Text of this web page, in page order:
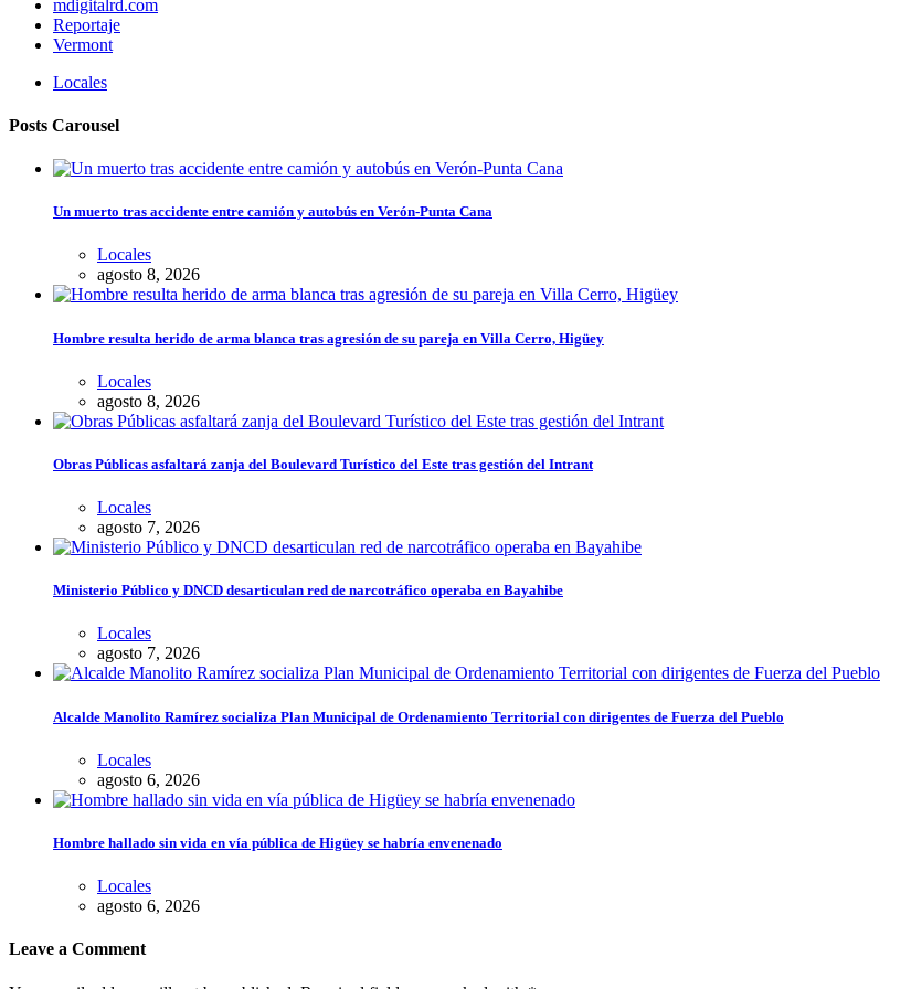
mdigitalrd.com
Reportaje
Vermont
Locales
Posts Carousel
Un muerto tras accidente entre camión y autobús en Verón-Punta Cana
Locales
agosto 8, 2026
Hombre resulta herido de arma blanca tras agresión de su pareja en Villa Cerro, Higüey
Locales
agosto 8, 2026
Obras Públicas asfaltará zanja del Boulevard Turístico del Este tras gestión del Intrant
Locales
agosto 7, 2026
Ministerio Público y DNCD desarticulan red de narcotráfico operaba en Bayahibe
Locales
agosto 7, 2026
Alcalde Manolito Ramírez socializa Plan Municipal de Ordenamiento Territorial con dirigentes de Fuerza del Pueblo
Locales
agosto 6, 2026
Hombre hallado sin vida en vía pública de Higüey se habría envenenado
Locales
agosto 6, 2026
Leave a Comment